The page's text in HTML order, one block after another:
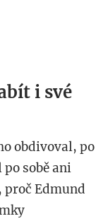
i své
obdivoval, po
sobě ani
Edmund